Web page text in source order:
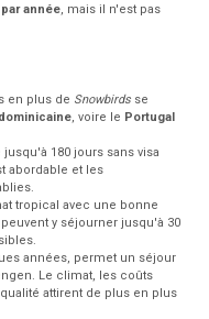
année, mais il n'est pas
en plus de Snowbirds se
dominicaine, voire le Portugal
180 jours sans visa
abordable et les
tropical avec une bonne
y séjourner jusqu'à 30
années, permet un séjour
Le climat, les coûts
attirent de plus en plus